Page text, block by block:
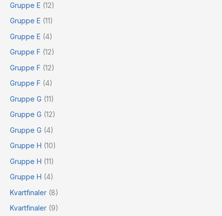
Gruppe E (12)
Gruppe E (11)
Gruppe E (4)
Gruppe F (12)
Gruppe F (12)
Gruppe F (4)
Gruppe G (11)
Gruppe G (12)
Gruppe G (4)
Gruppe H (10)
Gruppe H (11)
Gruppe H (4)
Kvartfinaler (8)
Kvartfinaler (9)